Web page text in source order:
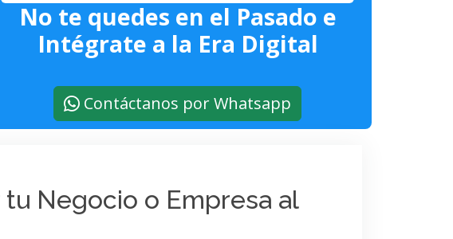
No te quedes en el Pasado e
Intégrate a la Era Digital
Contáctanos por Whatsapp
Negocio o Empresa al